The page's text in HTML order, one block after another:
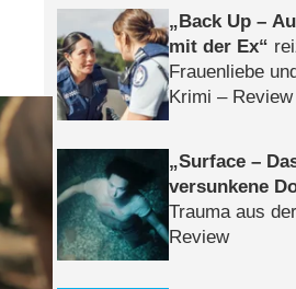
Back Up –
mit der Ex
Frauenliebe
Krimi – Review
Surface –
versunkene
Trauma aus
Review